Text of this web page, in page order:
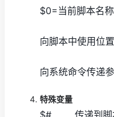
$0=当前脚本名称
向脚本中使用位
向系统命令传递
特殊变量
$# 传递到脚本